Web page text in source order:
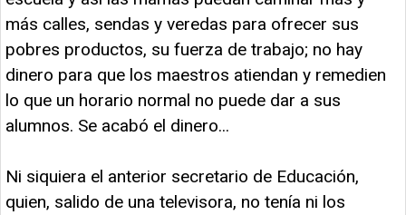
más calles, sendas y veredas para ofrecer sus
pobres productos, su fuerza de trabajo; no hay
dinero para que los maestros atiendan y remedien
lo que un horario normal no puede dar a sus
alumnos. Se acabó el dinero...
Ni siquiera el anterior secretario de Educación,
quien, salido de una televisora, no tenía ni los